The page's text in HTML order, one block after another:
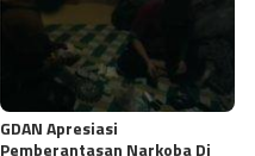
GDAN Apresiasi
Pemberantasan Narkoba Di